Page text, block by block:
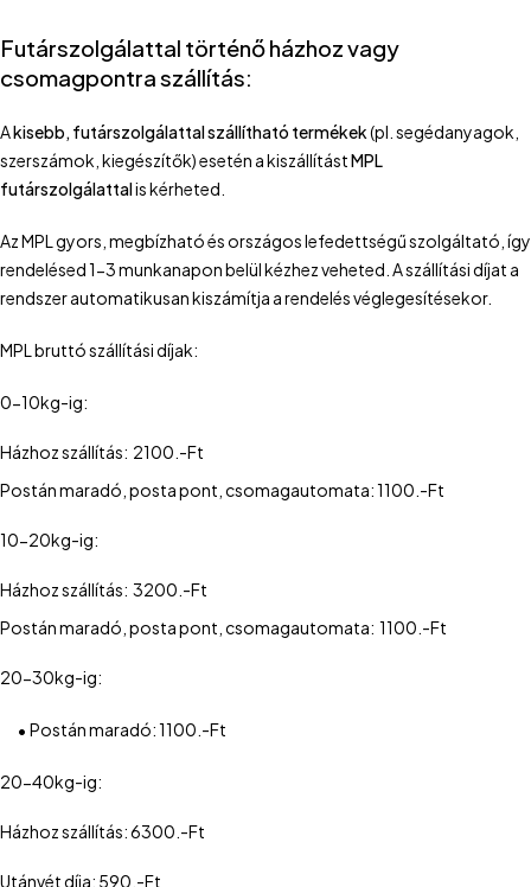
Futárszolgálattal történő házhoz vagy
csomagpontra szállítás:
Akisebb, futárszolgálattal szállítható termékek(pl. segédanyagok,
szerszámok, kiegészítők) esetén a kiszállítástMPL
futárszolgálattalis kérheted.
Az MPL gyors, megbízható és országos lefedettségű szolgáltató, így
rendelésed 1-3 munkanapon belül kézhez veheted. A szállítási díjat a
rendszer automatikusan kiszámítja a rendelés véglegesítésekor.
MPL bruttó szállítási díjak:
0-10kg-ig:
Házhoz szállítás: 2100.-Ft
Postán maradó, posta pont, csomagautomata: 1100.-Ft
10-20kg-ig:
Házhoz szállítás: 3200.-Ft
Postán maradó, posta pont, csomagautomata: 1100.-Ft
20-30kg-ig:
• Postán maradó: 1100.-Ft
20-40kg-ig:
Házhoz szállítás: 6300.-Ft
Utánvét díja: 590.-Ft